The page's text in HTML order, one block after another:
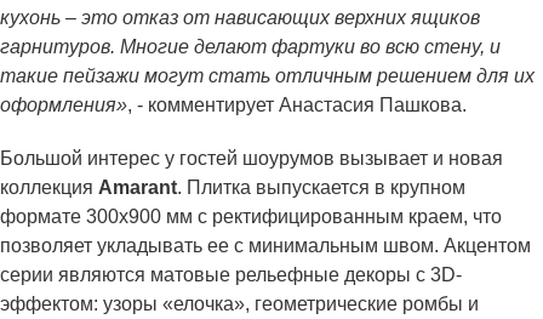
кухонь – это отказ от нависающих верхних ящиков
гарнитуров. Многие делают фартуки во всю стену, и
такие пейзажи могут стать отличным решением для их
оформления», - комментирует Анастасия Пашкова.
Большой интерес у гостей шоурумов вызывает и новая
коллекция Amarant. Плитка выпускается в крупном
формате 300х900 мм с ректифицированным краем, что
позволяет укладывать ее с минимальным швом. Акцентом
серии являются матовые рельефные декоры с 3D-
эффектом: узоры «елочка», геометрические ромбы и